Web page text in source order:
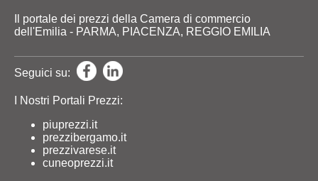
Il portale dei prezzi della Camera di commercio
dell'Emilia - PARMA, PIACENZA, REGGIO EMILIA
Seguici su:
I Nostri Portali Prezzi:
piuprezzi.it
prezzibergamo.it
prezzivarese.it
cuneoprezzi.it